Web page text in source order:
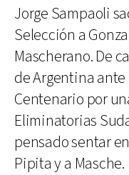
Jorge Sampaoli
Selección a
Mascherano. De
de Argentina
Centenario por
Eliminatorias
pensado sentar
Pipita y a Masche.